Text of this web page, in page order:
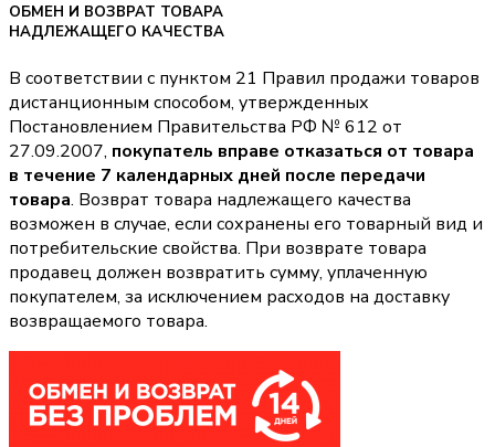
ОБМЕН И ВОЗВРАТ ТОВАРА
НАДЛЕЖАЩЕГО КАЧЕСТВА
В соответствии с пунктом 21 Правил продажи товаров
дистанционным способом, утвержденных
Постановлением Правительства РФ № 612 от
27.09.2007, покупатель вправе отказаться от товара
в течение 7 календарных дней после передачи
товара. Возврат товара надлежащего качества
возможен в случае, если сохранены его товарный вид и
потребительские свойства. При возврате товара
продавец должен возвратить сумму, уплаченную
покупателем, за исключением расходов на доставку
возвращаемого товара.